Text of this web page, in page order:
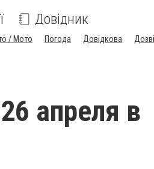
Довідник
/ Мото Погода Довідкова
апреля в